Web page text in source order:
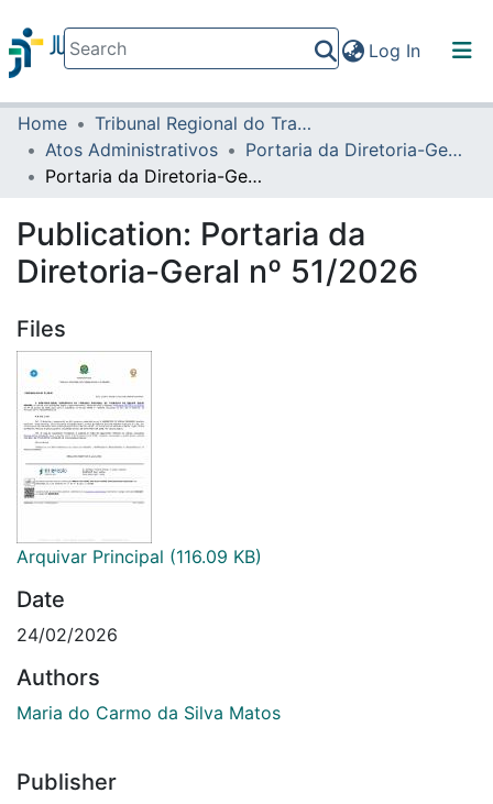
Log In(current)
Communities & Collections
All of DSpace
Home
Tribunal Regional do Trabalho da 16ª Região
Atos Administrativos
Portaria da Diretoria-Geral
Portaria da Diretoria-Geral nº 51/2026
Publication: Portaria da
Diretoria-Geral nº 51/2026
Files
Arquivar Principal (116.09 KB)
Date
24/02/2026
Authors
Maria do Carmo da Silva Matos
Publisher